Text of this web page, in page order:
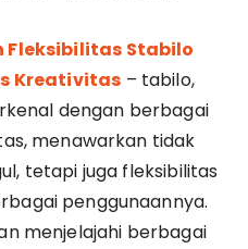
Stabilo
Kreativitas – tabilo,
dengan berbagai
menawarkan tidak
tetapi juga fleksibilitas
penggunaannya.
menjelajahi berbagai